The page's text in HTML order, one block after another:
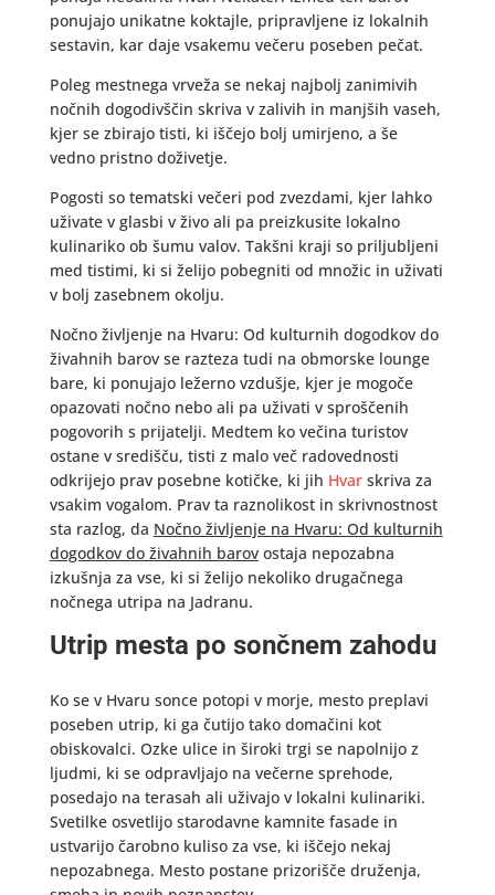
ponujajo unikatne koktajle, pripravljene iz lokalnih
sestavin, kar daje vsakemu večeru poseben pečat.
Poleg mestnega vrveža se nekaj najbolj zanimivih
nočnih dogodivščin skriva v zalivih in manjših vaseh,
kjer se zbirajo tisti, ki iščejo bolj umirjeno, a še
vedno pristno doživetje.
Pogosti so tematski večeri pod zvezdami, kjer lahko
uživate v glasbi v živo ali pa preizkusite lokalno
kulinariko ob šumu valov. Takšni kraji so priljubljeni
med tistimi, ki si želijo pobegniti od množic in uživati
v bolj zasebnem okolju.
Nočno življenje na Hvaru: Od kulturnih dogodkov do
živahnih barov se razteza tudi na obmorske lounge
bare, ki ponujajo ležerno vzdušje, kjer je mogoče
opazovati nočno nebo ali pa uživati v sproščenih
pogovorih s prijatelji. Medtem ko večina turistov
ostane v središču, tisti z malo več radovednosti
odkrijejo prav posebne kotičke, ki jih Hvarskriva za
vsakim vogalom. Prav ta raznolikost in skrivnostnost
sta razlog, da Nočno življenje na Hvaru: Od kulturnih
dogodkov do živahnih barovostaja nepozabna
izkušnja za vse, ki si želijo nekoliko drugačnega
nočnega utripa na Jadranu.
Utrip mesta po sončnem zahodu
Ko se v Hvaru sonce potopi v morje, mesto preplavi
poseben utrip, ki ga čutijo tako domačini kot
obiskovalci. Ozke ulice in široki trgi se napolnijo z
ljudmi, ki se odpravljajo na večerne sprehode,
posedajo na terasah ali uživajo v lokalni kulinariki.
Svetilke osvetlijo starodavne kamnite fasade in
ustvarijo čarobno kuliso za vse, ki iščejo nekaj
nepozabnega. Mesto postane prizorišče druženja,